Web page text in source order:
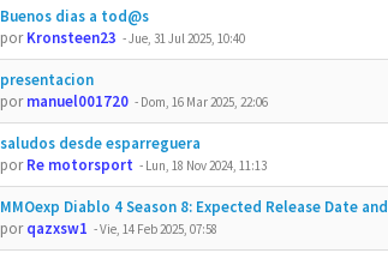
Buenos dias a tod@s
porKronsteen23 -Jue, 31 Jul 2025, 10:40
presentacion
pormanuel001720 - Dom, 16 Mar 2025, 22:06
saludos desde esparreguera
porRe motorsport - Lun, 18 Nov 2024, 11:13
MMOexp Diablo 4 Season 8: Expected Release Date
porqazxsw1 -Vie, 14 Feb 2025, 07:58